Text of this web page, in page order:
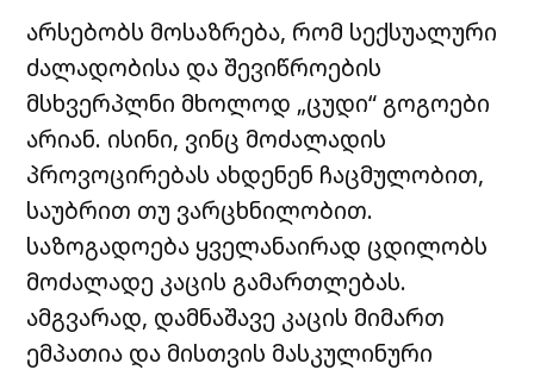
არსებობს მოსაზრება, რომ სექსუალური
ძალადობისა და შევიწროების
მსხვერპლნი მხოლოდ „ცუდი“ გოგოები
არიან. ისინი, ვინც მოძალადის
პროვოცირებას ახდენენ ჩაცმულობით,
საუბრით თუ ვარცხნილობით.
საზოგადოება ყველანაირად ცდილობს
მოძალადე კაცის გამართლებას.
ამგვარად, დამნაშავე კაცის მიმართ
ემპათია და მისთვის მასკულინური